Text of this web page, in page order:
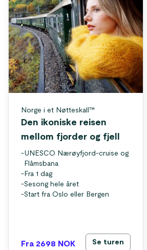
Norge i et Nøtteskall™
Den ikoniske reisen
mellom fjorder og fjell
-UNESCO Nærøyfjord-cruise og
Flåmsbana
- Fra 1 dag
-Sesong hele året
-Start fra Oslo eller Bergen
Fra 2698 NOK Se turen